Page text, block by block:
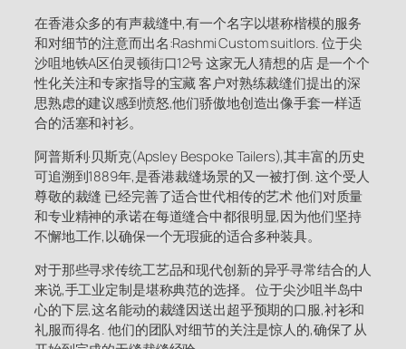
在香港众多的有声裁缝中,有一个名字以堪称楷模的服务
和对细节的注意而出名:Rashmi Custom suitlors. 位于尖
沙咀地铁A区伯灵顿街口12号 这家无人猜想的店 是一个个
性化关注和专家指导的宝藏 客户对熟练裁缝们提出的深
思熟虑的建议感到愤怒,他们骄傲地创造出像手套一样适
合的活塞和衬衫。
阿普斯利·贝斯克(Apsley Bespoke Tailers),其丰富的历史
可追溯到1889年,是香港裁缝场景的又一被打倒. 这个受人
尊敬的裁缝 已经完善了适合世代相传的艺术 他们对质量
和专业精神的承诺在每道缝合中都很明显,因为他们坚持
不懈地工作,以确保一个无瑕疵的适合多种装具。
对于那些寻求传统工艺品和现代创新的异乎寻常结合的人
来说,手工业定制是堪称典范的选择。 位于尖沙咀半岛中
心的下层,这名能动的裁缝因送出超乎预期的口服,衬衫和
礼服而得名. 他们的团队对细节的关注是惊人的,确保了从